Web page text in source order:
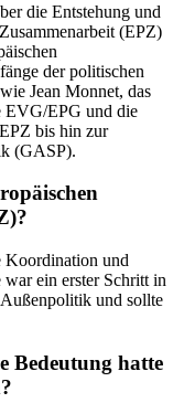
die Entstehung und
(EPZ)
der politischen
Jean Monnet, das
EVG/EPG und die
bis hin zur
(GASP).
Koordination und
ein erster Schritt in
und sollte
Bedeutung hatte